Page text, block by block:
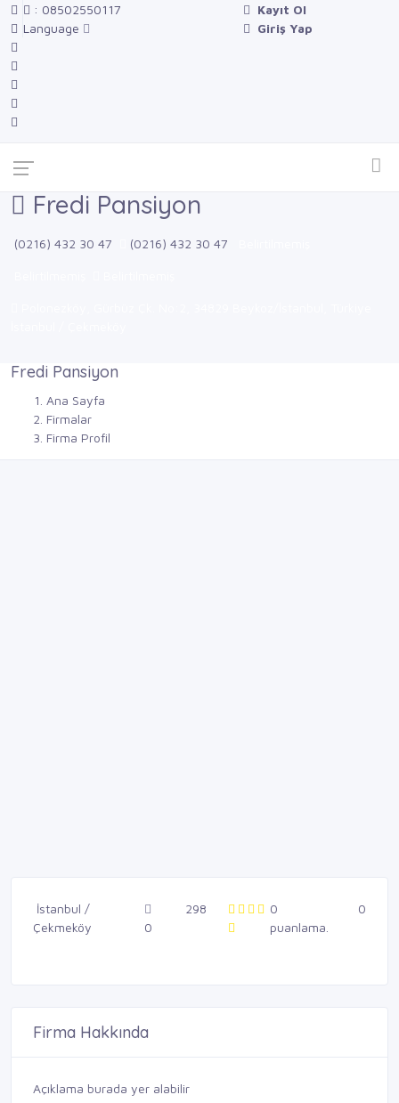
: 08502550117
Language
Kayıt Ol
Giriş Yap
Fredi Pansiyon
(0216) 432 30 47 (0216) 432 30 47
Fredi Pansiyon
Ana Sayfa
Firmalar
Firma Profil
İstanbul /
Çekmeköy
0
298
0
puanlama.
0
Firma Hakkında
Açıklama burada yer alabilir